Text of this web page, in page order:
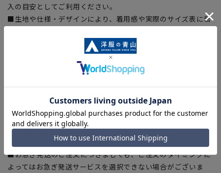
入の目安としてご利用ください。
■生地や仕様・デザインにより、着用感や実際のサイズ表に若
■サイズスペックは仕上がりサイズを記載しております。一
部、商品現物におすすめサイズ(ヌードサイズ)を記載している
■店舗や各モールサイトと商品在庫を共有しております関係
上、ご注文いただいたタイミングにより欠品が発生し、ご注文
を完了できない場合がございます。予めご了承ください。
■お急ぎ発送のご注文につきましても、ご注文のタイミングに
よってはお急ぎ発送サービスを選択できない場合がございま